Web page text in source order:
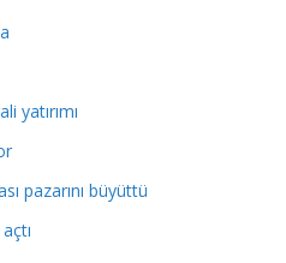
yatırımı
pazarını büyüttü